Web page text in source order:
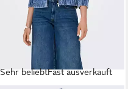
Sehr beliebtFast ausverkauft